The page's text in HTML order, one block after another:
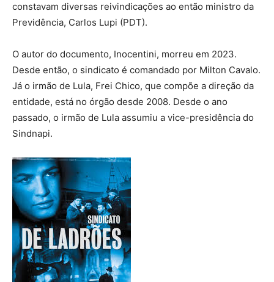
constavam diversas reivindicações ao então ministro da
Previdência, Carlos Lupi (PDT).
O autor do documento, Inocentini, morreu em 2023.
Desde então, o sindicato é comandado por Milton Cavalo.
Já o irmão de Lula, Frei Chico, que compõe a direção da
entidade, está no órgão desde 2008. Desde o ano
passado, o irmão de Lula assumiu a vice-presidência do
Sindnapi.